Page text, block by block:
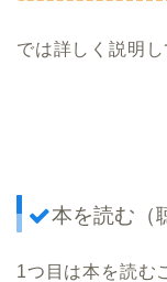
では詳しく説明し
本を読む（
1つ目は本を読む